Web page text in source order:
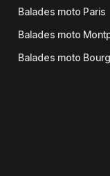
Balades moto Paris
Balades moto
Balades moto